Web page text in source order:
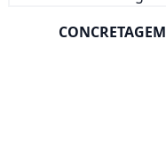
CONCRETAGEM